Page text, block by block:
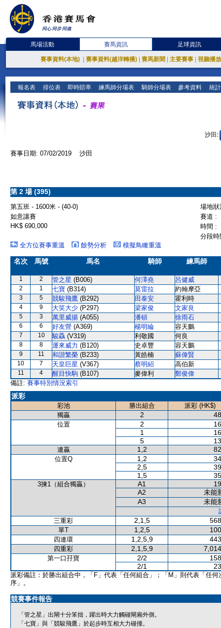
馬場活動 賽馬資訊 足球資訊
賽事資料(本地) 賽事資料(越洋轉播) 賽馬新聞 主要賽事 視聽播
報名表 排位表 即時賠率 練馬師分場表 騎師分場表 參考資料 統
沙田:
賽事日期: 07/02/2019 沙田
第 2 場 (395)
第五班 - 1600米 - (40-0)
場地
如意讓賽
賽道 :
HK$ 690,000
時間 :
分段
全方位賽事重溫
餘勢分析 模擬鳥瞰重溫
名次 馬號 馬名 騎師 練馬師
1 2 管之星 (B006) 何澤堯 呂健威
2 1 七寶 (B314) 莫雷拉 約翰摩亞
3 5 競駿飛鷹 (B292) 田泰安 霍利時
4 9 大笑大少 (P297) 梁家俊 文家良
5 3 萬里威揚 (A055) 潘頓 徐雨石
6 6 好友營 (A369) 楊明綸 容天鵬
7 10 駿驫 (V319) 利敬國 何良
8 8 運來威力 (B120) 史卓豐 容天鵬
9 11 和諧繁榮 (B233) 黃皓楠 蘇偉賢
10 7 天皇巨星 (V367) 蔡明紹 高伯新
11 4 醒目快駒 (B107) 麥偉利
鄭俊偉
備註: 賽事特別情況索引
派彩
彩池 勝出組合
派彩 (HK$)
獨贏
2
位置 2
1
5
連贏 1,2
位置Q 1,2
2,5
1,5
3揀1（組合獨贏） A1
A2
未能
A3
未能
三重彩
2,1,5
單T 1,2,5
四連環 1,2,5,9
四重彩 2,1,5,9
第一口孖寶 2/2
2/1
派彩備註：於勝出組合中，「F」代表「任何組合」；「M」則代表「任何
序」。
競賽事件報告
「管之星」出閘十分笨拙，躍出時大力觸碰閘廂外側。
「七寶」與「競駿飛鷹」於起步時互相大力碰撞。